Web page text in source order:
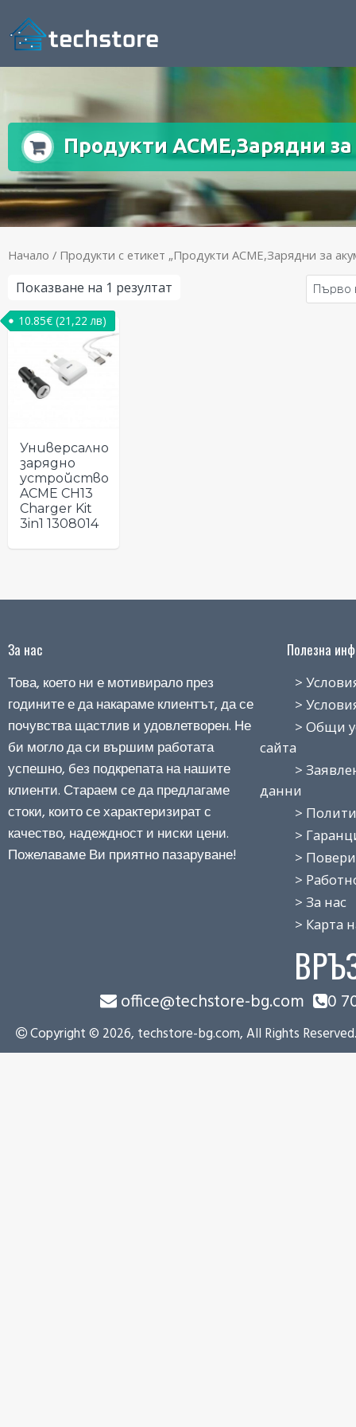
Продукти ACME,Зарядни
Начало / Продукти с етикет „Продукти ACME,Зарядни за
Показване на 1 резултат
Универсално
зарядно
устройство
ACME CH13
Charger Kit
3in1 1308014
10.85€ (21,22 лв)
За нас
Това, което ни е мотивирало през
годините е да накараме клиентът, да се
почувства щастлив и удовлетворен. Не
би могло да си вършим работата
успешно, без подкрепата на нашите
клиенти. Стараем се да предлагаме
стоки, които се характеризират с
качество, надеждност и ниски цени.
Пожелаваме Ви приятно пазаруване!
Полезна
> Условия
> Условия
> Общи
сайта
>
данни
>
>
>
> Работно
> За нас
> Карта на
office@techstore-bg.com 0
Copyright © 2026, techstore-bg.com, All Rights Reserved.